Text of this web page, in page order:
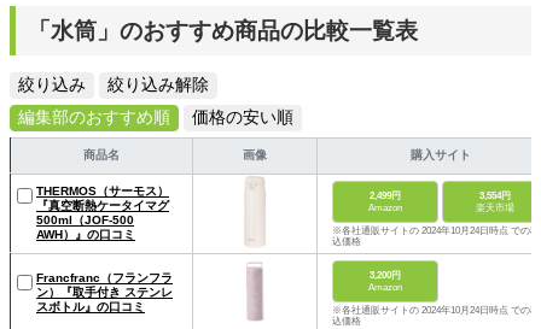
「水筒」のおすすめ商品の比較一覧表
絞り込み
絞り込み解除
編集部のおすすめ順
価格の安い順
商品名 画像 購入サイト
THERMOS（サーモス）
『真空断熱ケータイマグ
500ml（JOF-500
AWH）』の口コミ
2,499円
Amazon
3,554円
楽天市場
※各社通販サイトの 2024年10月24日時点 での税
込価格
Francfranc（フランフラ
ン）『取手付き ステンレ
スボトル』の口コミ
3,200円
Amazon
※各社通販サイトの 2024年10月24日時点 での税
込価格